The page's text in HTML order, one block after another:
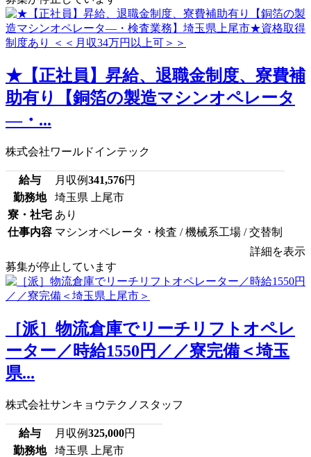
★【正社員】昇給、退職金制度、寮費補
助有り【銅箔の製造マシンオペレータ
―・...
株式会社ワールドインテック
給与 月収例341,576円
勤務地
埼玉県 上尾市
寮・社宅 あり
仕事内容 マシンオペレータ・検査 / 機械系工場 / 交替制
詳細を表示
募集が停止しています
［派］物流倉庫でリーチリフトオペレ
ーター／時給1550円／／寮完備＜埼玉
県...
株式会社サンキョウテクノスタッフ
給与 月収例325,000円
勤務地
埼玉県 上尾市